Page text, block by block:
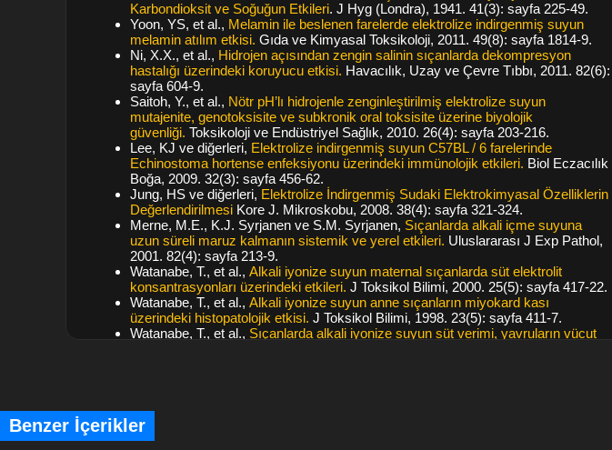
Karbondioksit ve Soğuğun Etkileri. J Hyg (Londra), 1941. 41(3): sayfa 225-49.
Yoon, YS, et al., Melamin ile beslenen farelerde elektrolize indirgenmiş suyun
melamin atılım etkisi. Gıda ve Kimyasal Toksikoloji, 2011. 49(8): sayfa 1814-9.
Ni, X.X., et al., Hidrojen açısından zengin salinin sıçanlarda dekompresyon
hastalığı üzerindeki koruyucu etkisi. Havacılık, Uzay ve Çevre Tıbbı, 2011. 82(6):
sayfa 604-9.
Saitoh, Y., et al., Nötr pH’lı hidrojenle zenginleştirilmiş elektrolize suyun
mutajenite, genotoksisite ve subkronik oral toksisite üzerine biyolojik
güvenliği. Toksikoloji ve Endüstriyel Sağlık, 2010. 26(4): sayfa 203-216.
Lee, KJ ve diğerleri, Elektrolize indirgenmiş suyun C57BL / 6 farelerinde
Echinostoma hortense enfeksiyonu üzerindeki immünolojik etkileri. Biol Eczacılık
Boğa, 2009. 32(3): sayfa 456-62.
Jung, HS ve diğerleri, Elektrolize İndirgenmiş Sudaki Elektrokimyasal Özelliklerin
Değerlendirilmesi Kore J. Mikroskobu, 2008. 38(4): sayfa 321-324.
Merne, M.E., K.J. Syrjanen ve S.M. Syrjanen, Sıçanlarda alkali içme suyuna
uzun süreli maruz kalmanın sistemik ve yerel etkileri. Uluslararası J Exp Pathol,
2001. 82(4): sayfa 213-9.
Watanabe, T., et al., Alkali iyonize suyun maternal sıçanlarda süt elektrolit
konsantrasyonları üzerindeki etkileri. J Toksikol Bilimi, 2000. 25(5): sayfa 417-22.
Watanabe, T., et al., Alkali iyonize suyun anne sıçanların miyokard kası
üzerindeki histopatolojik etkisi. J Toksikol Bilimi, 1998. 23(5): sayfa 411-7.
Watanabe, T., et al., Sıçanlarda alkali iyonize suyun süt verimi, yavruların vücut
Watanabe, T., Y. Kishikawa ve W. Shirai,
hekzokinaz aktivitesi ve miyokard üzerindeki etkisi
sayfa 141-52.
Benzer İçerikler